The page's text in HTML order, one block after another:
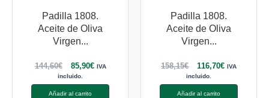
Padilla 1808.
Aceite de Oliva
Virgen...
144,60€ 85,90€ IVA
incluido.
Añadir al carrito
Padilla 1808.
Aceite de Oliva
Virgen...
158,15€ 116,70€ IVA
incluido.
Añadir al carrito